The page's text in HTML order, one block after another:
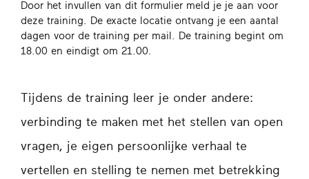
Door het invullen van dit formulier meld je je aan voor
deze training. De exacte locatie ontvang je een aantal
dagen voor de training per mail. De training begint om
18.00 en eindigt om 21.00.
Tijdens de training leer je onder andere:
verbinding te maken met het stellen van open
vragen, je eigen persoonlijke verhaal te
vertellen en stelling te nemen met betrekking